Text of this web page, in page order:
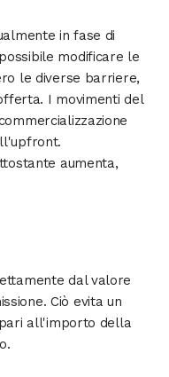
in fase di
modificare le
le diverse barriere,
I movimenti del
aumenta,
dal valore
Ciò evita un
all'importo della